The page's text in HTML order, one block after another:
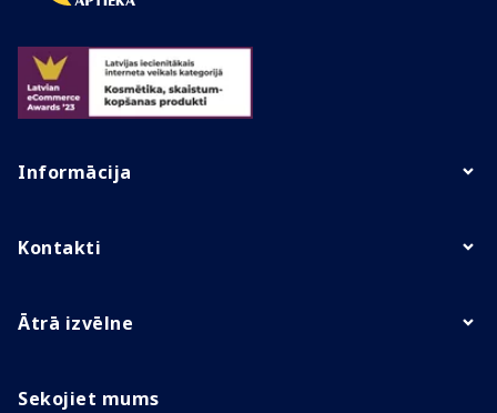
Informācija
Kontakti
Ātrā izvēlne
Sekojiet mums